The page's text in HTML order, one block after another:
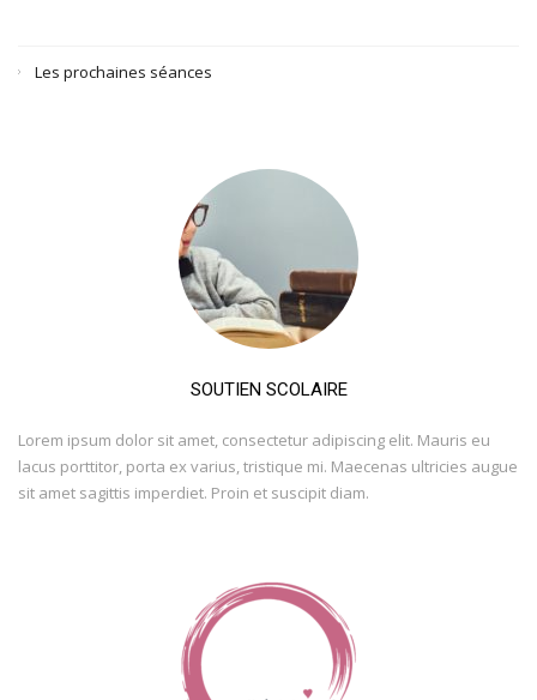
Les prochaines séances
SOUTIEN SCOLAIRE
Lorem ipsum dolor sit amet, consectetur adipiscing elit. Mauris eu
lacus porttitor, porta ex varius, tristique mi. Maecenas ultricies augue
sit amet sagittis imperdiet. Proin et suscipit diam.